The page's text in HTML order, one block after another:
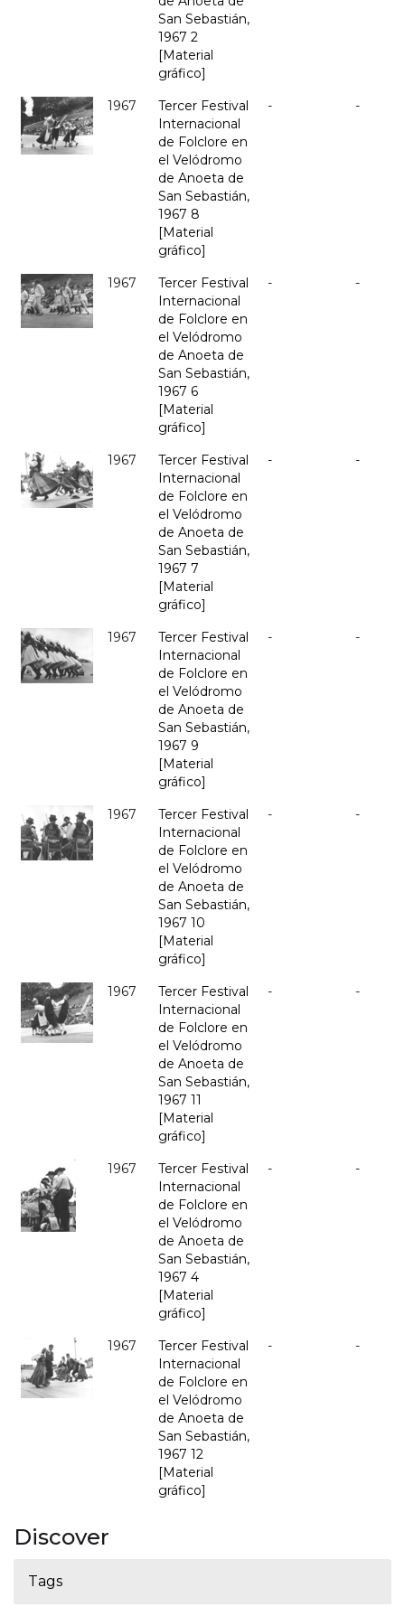
San Sebastián,
1967 2
[Material
gráfico]
1967
Tercer Festival
Internacional
de Folclore en
el Velódromo
de Anoeta de
San Sebastián,
1967 8
[Material
gráfico]
- -
1967
Tercer Festival
Internacional
de Folclore en
el Velódromo
de Anoeta de
San Sebastián,
1967 6
[Material
gráfico]
- -
1967
Tercer Festival
Internacional
de Folclore en
el Velódromo
de Anoeta de
San Sebastián,
1967 7
[Material
gráfico]
- -
1967
Tercer Festival
Internacional
de Folclore en
el Velódromo
de Anoeta de
San Sebastián,
1967 9
[Material
gráfico]
- -
1967
Tercer Festival
Internacional
de Folclore en
el Velódromo
de Anoeta de
San Sebastián,
1967 10
[Material
gráfico]
- -
1967
Tercer Festival
Internacional
de Folclore en
el Velódromo
de Anoeta de
San Sebastián,
1967 11
[Material
gráfico]
- -
1967
Tercer Festival
Internacional
de Folclore en
el Velódromo
de Anoeta de
San Sebastián,
1967 4
[Material
gráfico]
- -
1967
Tercer Festival
Internacional
de Folclore en
el Velódromo
de Anoeta de
San Sebastián,
1967 12
[Material
gráfico]
- -
Discover
Tags